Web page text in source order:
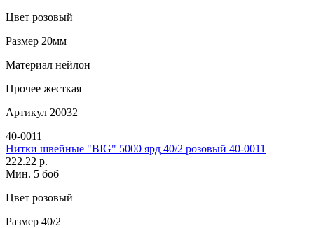
Цвет розовый
Размер 20мм
Материал нейлон
Прочее жесткая
Артикул 20032
40-0011
Нитки швейные "BIG" 5000 ярд 40/2 розовый 40-0011
222.22 р.
Мин. 5 боб
Цвет розовый
Размер 40/2